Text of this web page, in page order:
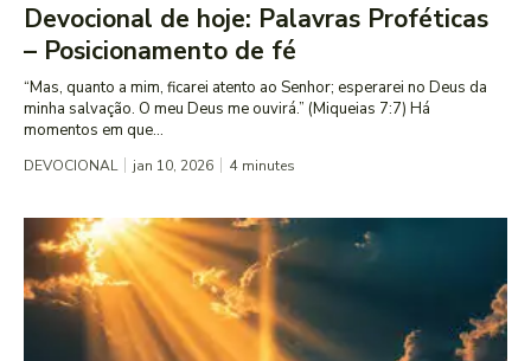
Devocional de hoje: Palavras Proféticas
– Posicionamento de fé
“Mas, quanto a mim, ficarei atento ao Senhor; esperarei no Deus da
minha salvação. O meu Deus me ouvirá.” (Miqueias 7:7) Há
momentos em que...
DEVOCIONAL jan 10, 2026 4 minutes